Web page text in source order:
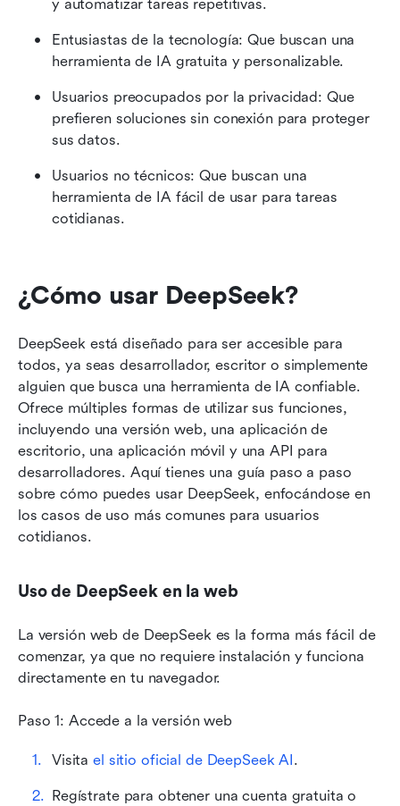
y automatizar tareas repetitivas.
Entusiastas de la tecnología: Que buscan una
herramienta de IA gratuita y personalizable.
Usuarios preocupados por la privacidad: Que
prefieren soluciones sin conexión para proteger
sus datos.
Usuarios no técnicos: Que buscan una
herramienta de IA fácil de usar para tareas
cotidianas.
¿Cómo usar DeepSeek?
DeepSeek está diseñado para ser accesible para
todos, ya seas desarrollador, escritor o simplemente
alguien que busca una herramienta de IA confiable.
Ofrece múltiples formas de utilizar sus funciones,
incluyendo una versión web, una aplicación de
escritorio, una aplicación móvil y una API para
desarrolladores. Aquí tienes una guía paso a paso
sobre cómo puedes usar DeepSeek, enfocándose en
los casos de uso más comunes para usuarios
cotidianos.
Uso de DeepSeek en la web
La versión web de DeepSeek es la forma más fácil de
comenzar, ya que no requiere instalación y funciona
directamente en tu navegador.
Paso 1: Accede a la versión web
Visita el sitio oficial de DeepSeek AI .
Regístrate para obtener una cuenta gratuita o